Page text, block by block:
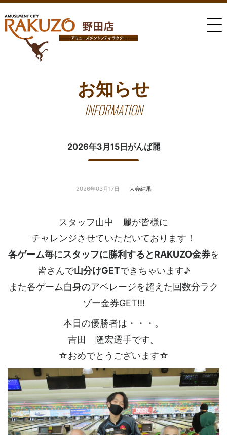
お知らせ
INFORMATION
2026年3月15日がんば麗
2026年03月17日 大会結果
スタッフ山中 麗が皆様に
チャレンジさせていただいております！
各ゲーム毎にスタッフに勝利するとRAKUZO金券を
皆さんで山分けGETできちゃいます♪
また各ゲーム自身のアベレージを超えた回数分ラク
ゾー金券GET!!!
本日の優勝者は・・・。
吉田 隆宏選手です。
☆おめでとうございます☆